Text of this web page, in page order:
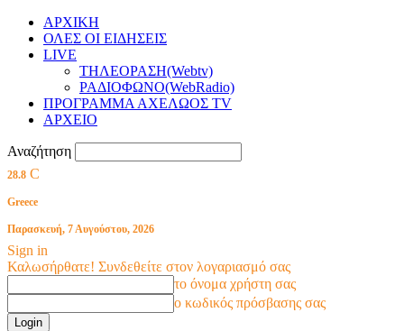
ΑΡΧΙΚΗ
ΟΛΕΣ ΟΙ ΕΙΔΗΣΕΙΣ
LIVE
ΤΗΛΕΟΡΑΣΗ(Webtv)
ΡΑΔΙΟΦΩΝΟ(WebRadio)
ΠΡΟΓΡΑΜΜΑ ΑΧΕΛΩΟΣ TV
ΑΡΧΕΙΟ
Αναζήτηση
28.8 C
Greece
Παρασκευή, 7 Αυγούστου, 2026
Sign in
Καλωσήρθατε! Συνδεθείτε στον λογαριασμό σας
το όνομα χρήστη σας
ο κωδικός πρόσβασης σας